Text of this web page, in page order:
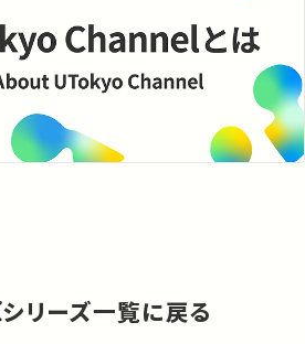
シリーズ一覧に戻る